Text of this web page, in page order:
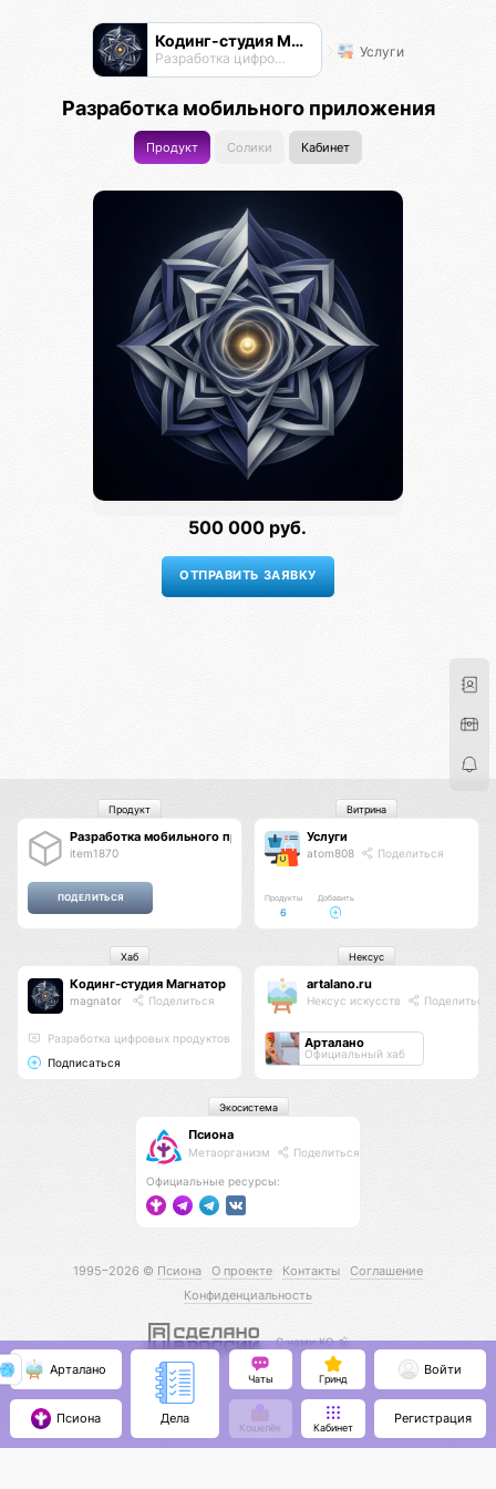
Кодинг-студия Магнатор
Разработка цифровых продуктов Услуги
Разработка мобильного приложения
Продукт Солики Кабинет
500 000 руб.
Разработка мобильного приложения
item1870
Продукт
Услуги
atom808 Поделиться
Продукты
6
Добавить
Витрина
Кодинг-студия Магнатор
magnator Поделиться
Разработка цифровых продуктов
Подписаться
Хаб
artalano.ru
Нексус искусств Поделиться
Арталано
Официальный хаб
Нексус
Псиона
Метаорганизм Поделиться
Официальные ресурсы:
Экосистема
1995–2026 © Псиона О проекте Контакты
Соглашение
Конфиденциальность
С нами КО 🕉️
Арталано
Псиона Дела
Чаты Гринд
Кошелёк Кабинет
Войти
Регистрация